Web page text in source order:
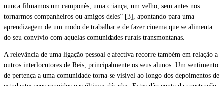
nunca filmamos um camponês, uma criança, um velho, sem antes nos
tornarmos companheiros ou amigos deles” [3], apontando para uma
aprendizagem de um modo de trabalhar e de fazer cinema que se alimenta
do seu convívio com aquelas comunidades rurais transmontanas.
A relevância de uma ligação pessoal e afectiva recorre também em relação a
outros interlocutores de Reis, principalmente os seus alunos. Um sentimento
de pertença a uma comunidade torna-se visível ao longo dos depoimentos de